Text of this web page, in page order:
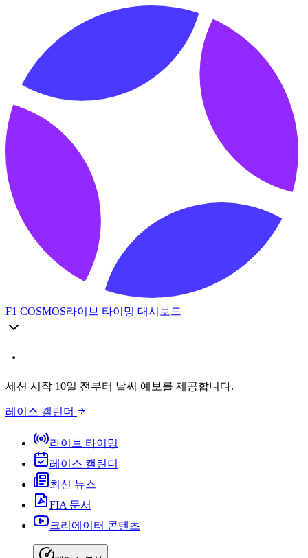
F1 COSMOS라이브 타이밍 대시보드
세션 시작 10일 전부터 날씨 예보를 제공합니다.
레이스 캘린더
라이브 타이밍
레이스 캘린더
최신 뉴스
FIA 문서
크리에이터 콘텐츠